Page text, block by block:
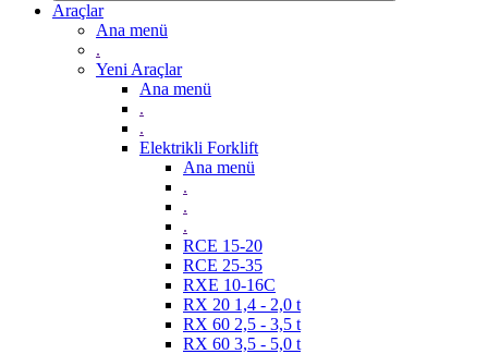
Araçlar
Ana menü
.
Yeni Araçlar
Ana menü
.
.
Elektrikli Forklift
Ana menü
.
.
.
RCE 15-20
RCE 25-35
RXE 10-16C
RX 20 1,4 - 2,0 t
RX 60 2,5 - 3,5 t
RX 60 3,5 - 5,0 t